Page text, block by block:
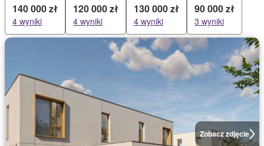
140 000 zł
4 wyniki
120 000 zł
4 wyniki
130 000 zł
4 wyniki
90 000 zł
3 wyniki
Zobacz zdjęcie